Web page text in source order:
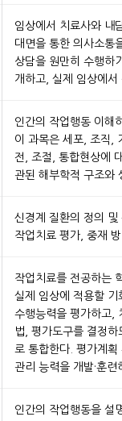
임상에서 치료사와 내
대면을 통한 의사소통
상담을 원만히 수행하
개하고, 실제 임상에서
인간의 작업행동 이해
이 과목은 세포, 조직,
전, 조절, 통합현상에
관된 해부학적 구조와
신경계 질환의 정의
작업치료 평가, 중재
작업치료를 전공하는
실제 임상에 적용할 기
수행능력을 평가하고,
법, 평가도구를 결정
로 통합한다. 평가계획
관리 능력을 개발·훈
인간의 작업행동을 설